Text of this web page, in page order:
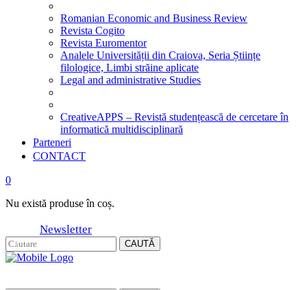
Romanian Economic and Business Review
Revista Cogito
Revista Euromentor
Analele Universității din Craiova, Seria Științe
filologice, Limbi străine aplicate
Legal and administrative Studies
CreativeAPPS – Revistă studențească de cercetare în
informatică multidisciplinară
Parteneri
CONTACT
0
Nu există produse în coș.
Newsletter
CAUTĂ